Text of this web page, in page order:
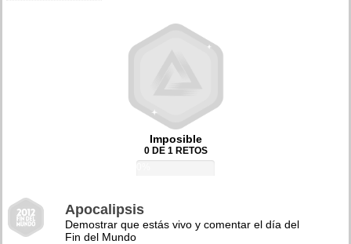
Imposible
0 DE 1 RETOS
Apocalipsis
Demostrar que estás vivo y comentar el día del
Fin del Mundo